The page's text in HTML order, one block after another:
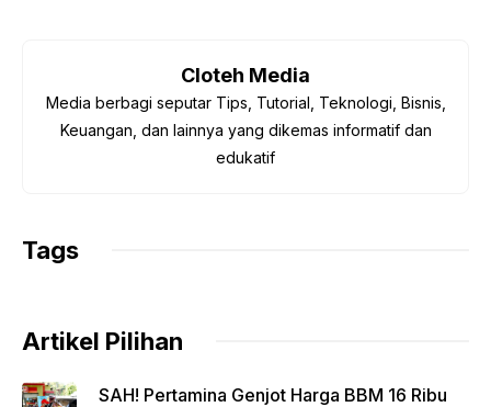
b A
p
Li
er gr
a
m
Cloteh Media
Media berbagi seputar Tips, Tutorial, Teknologi, Bisnis,
Keuangan, dan lainnya yang dikemas informatif dan
edukatif
Tags
Artikel Pilihan
SAH! Pertamina Genjot Harga BBM 16 Ribu